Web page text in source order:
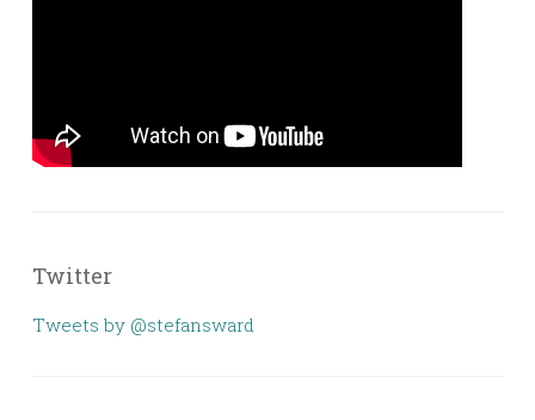
Twitter
Tweets by @stefansward